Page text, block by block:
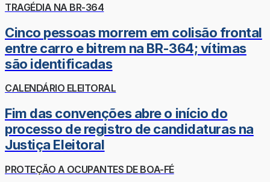
TRAGÉDIA NA BR-364
Cinco pessoas morrem em colisão frontal
entre carro e bitrem na BR-364; vítimas
são identificadas
CALENDÁRIO ELEITORAL
Fim das convenções abre o início do
processo de registro de candidaturas na
Justiça Eleitoral
PROTEÇÃO A OCUPANTES DE BOA-FÉ